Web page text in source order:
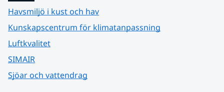
Havsmiljö i kust och hav
Kunskapscentrum för klimatanpassning
Luftkvalitet
SIMAIR
Sjöar och vattendrag